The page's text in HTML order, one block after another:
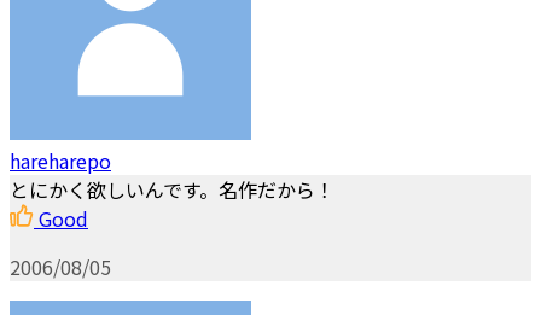
hareharepo
とにかく欲しいんです。名作だから！
Good
2006/08/05